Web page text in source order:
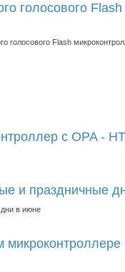
голосового Flash
голосового Flash
с OPA -
и праздничные
в июне